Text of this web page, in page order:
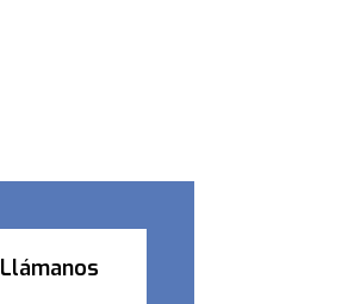
Llámanos